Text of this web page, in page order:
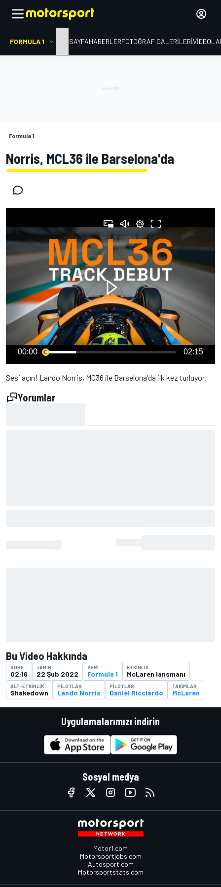
FORMULA 1 ANA SAYFAHABERLERFOTOĞRAF GALERILERI
Formula 1
Norris, MCL36 ile Barselona'da
00:00 02:15
Sesi açın! Lando Norris, MC36 ile Barselona'da ilk kez turluyor.
Yorumlar
Bu Video Hakkında
SÜRE
02:16
TARIH
22 Şub 2022
SERI
Formula 1
ETKINLIK
McLaren lansmanı
ALT-ETKINLIK
Shakedown
PILOTLAR
Lando Norris
PILOTLAR
Daniel Ricciardo
TAKIMLAR
McLaren
Uygulamalarımızı indirin
Sosyal medya
Motor1.com
Motorsportjobs.com
Autosport.com
Motorsportstats.com